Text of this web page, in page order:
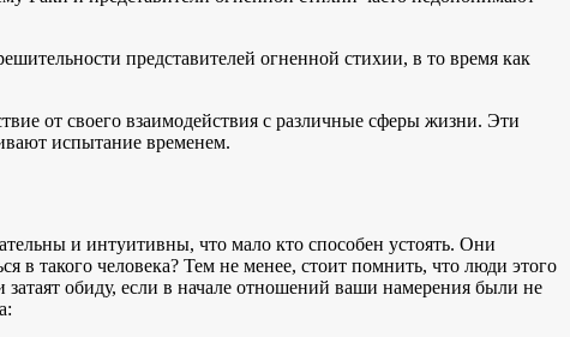
представителей огненной стихии, в то время как
от своего взаимодействия с различные сферы жизни. Эти
испытание временем.
и интуитивны, что мало кто способен устоять. Они
в такого человека? Тем не менее, стоит помнить, что люди этого
обиду, если в начале отношений ваши намерения были не